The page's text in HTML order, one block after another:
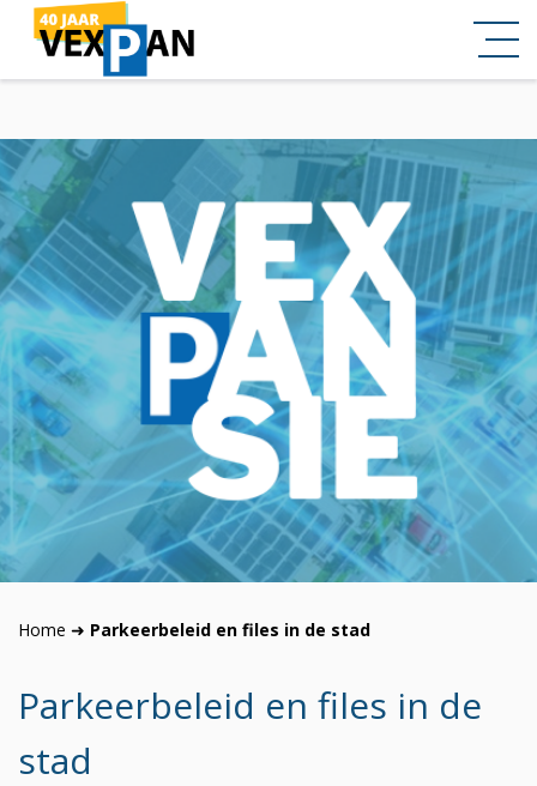
Home ➜ Parkeerbeleid en files in de stad
Parkeerbeleid en files in de
stad